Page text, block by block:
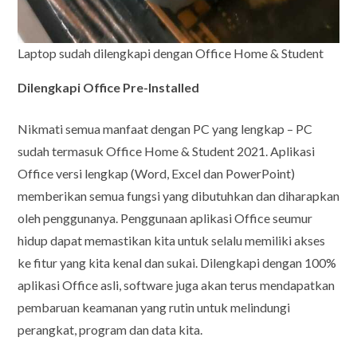
Laptop sudah dilengkapi dengan Office Home & Student
Dilengkapi Office Pre-Installed
Nikmati semua manfaat dengan PC yang lengkap – PC
sudah termasuk Office Home & Student 2021. Aplikasi
Office versi lengkap (Word, Excel dan PowerPoint)
memberikan semua fungsi yang dibutuhkan dan diharapkan
oleh penggunanya. Penggunaan aplikasi Office seumur
hidup dapat memastikan kita untuk selalu memiliki akses
ke fitur yang kita kenal dan sukai. Dilengkapi dengan 100%
aplikasi Office asli, software juga akan terus mendapatkan
pembaruan keamanan yang rutin untuk melindungi
perangkat, program dan data kita.